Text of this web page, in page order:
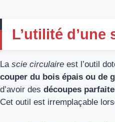
L’utilité
La scie circulaire est l’outil
couper du bois épais ou de
d’avoir des découpes
Cet outil est irremplaçable